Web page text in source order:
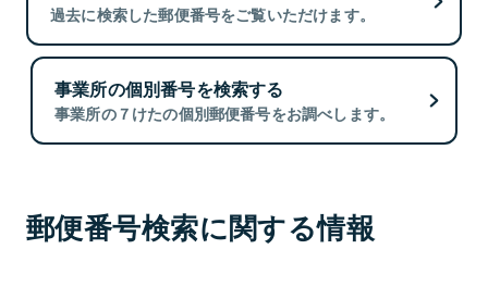
過去に検索した郵便番号をご覧いただけます。
事業所の個別番号を検索する
事業所の７けたの個別郵便番号をお調べします。
郵便番号検索に関する情報